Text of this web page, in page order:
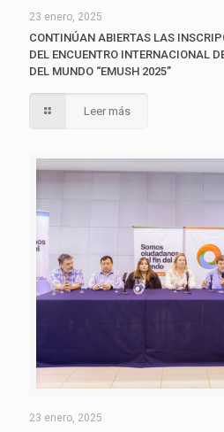
23 enero, 2025
CONTINÚAN ABIERTAS LAS
DEL ENCUENTRO INTERNACIONAL
DEL MUNDO “EMUSH 2025”
Leer más
23 enero, 2025